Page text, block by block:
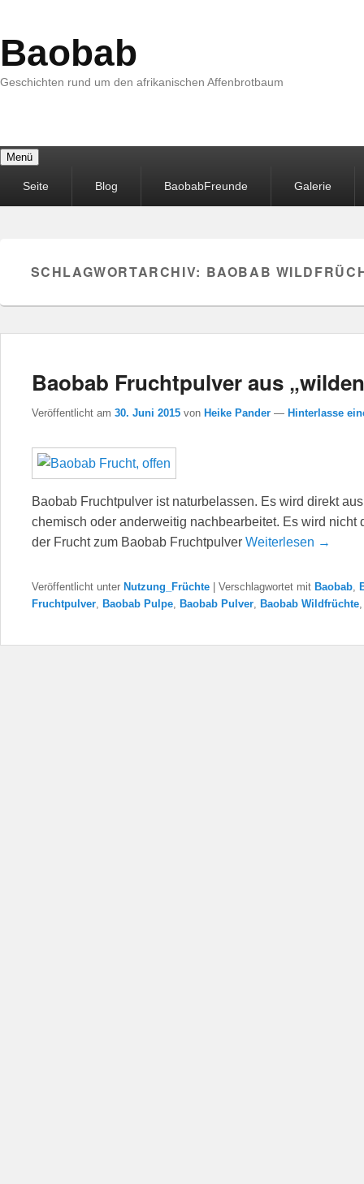
Baobab
Geschichten rund um den afrikanischen Affenbrotbaum
Menü
MenüSeite Blog BaobabFreunde Galerie
SCHLAGWORTARCHIV: BAOBAB
Baobab Fruchtpulver aus
Veröffentlicht am 30. Juni 2015 von Heike Pander — Hinterlasse
Baobab Fruchtpulver ist naturbelassen. Es wird direkt
chemisch oder anderweitig nachbearbeitet. Es wird nicht
der Frucht zum Baobab Fruchtpulver Weiterlesen →
Veröffentlicht unter Nutzung_Früchte Verschlagwortet mit Baobab
Fruchtpulver
Baobab Pulpe Baobab Pulver Baobab Wildfrüchte